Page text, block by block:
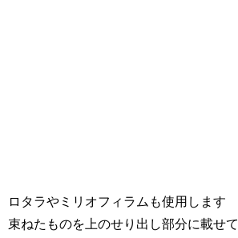
ロタラやミリオフィラムも使用します
束ねたものを上のせり出し部分に載せて